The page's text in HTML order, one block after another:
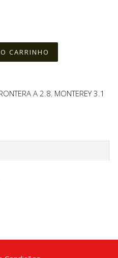
A 2.8, MONTEREY 3.1